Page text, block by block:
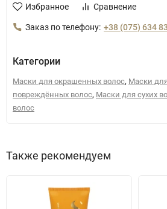
Избранное Сравнение
Заказ по телефону: +38 (075) 634
Категории
Маски для окрашенных волос, Маски
повреждённых волос, Маски для сухих
волос
Также рекомендуем